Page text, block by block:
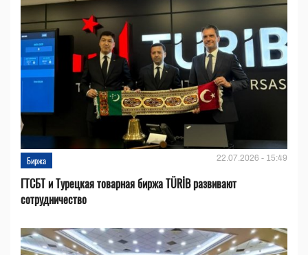
Биржа 22.07.2026 - 15:49
ГТСБТ и Турецкая товарная биржа TÜRİB развивают
сотрудничество